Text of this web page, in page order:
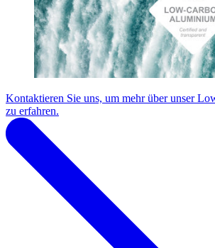
Kontaktieren Sie uns, um mehr über unser
zu erfahren.